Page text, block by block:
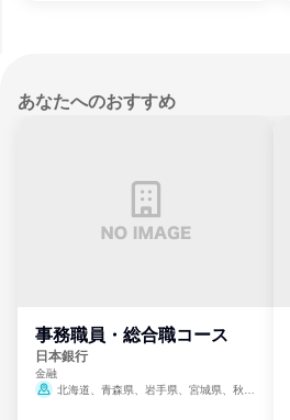
あなたへのおすすめ
事務職員・総合職コース
日本銀行
金融
北海道、青森県、岩手県、宮城県、秋田